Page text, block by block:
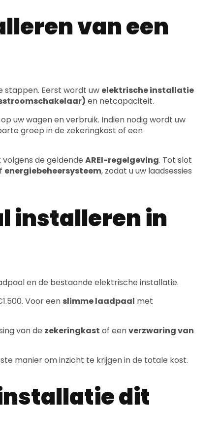
van een
stappen. Eerst wordt uw elektrische installatie
en netcapaciteit.
uw wagen en verbruik. Indien nodig wordt uw
groep in de zekeringkast of een
de geldendeAREI-regelgeving. Tot slot
energiebeheersysteem, zodat u uw laadsessies
installeren in
en de bestaande elektrische installatie.
Voor een slimme laadpaal met
van de zekeringkast of eenverzwaring van
manier om inzicht te krijgen in de totale kost.
dit